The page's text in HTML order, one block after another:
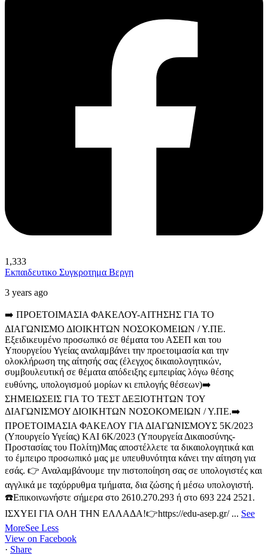
1,333
Εκπαιδευτικο Συγκροτημα Βεργη
3 years ago
➡️ ΠΡΟΕΤΟΙΜΑΣΙΑ ΦΑΚΕΛΟΥ-ΑΙΤΗΣΗΣ ΓΙΑ ΤΟ
ΔΙΑΓΩΝΙΣΜΟ ΔΙΟΙΚΗΤΩΝ ΝΟΣΟΚΟΜΕΙΩΝ / Υ.ΠΕ.
Εξειδικευμένο προσωπικό σε θέματα του ΑΣΕΠ και του
Υπουργείου Υγείας αναλαμβάνει την προετοιμασία και την
ολοκλήρωση της αίτησής σας (έλεγχος δικαιολογητικών,
συμβουλευτική σε θέματα απόδειξης εμπειρίας λόγω θέσης
ευθύνης, υπολογισμού μορίων κι επιλογής θέσεων)➡️
ΣΗΜΕΙΩΣΕΙΣ ΓΙΑ ΤΟ ΤΕΣΤ ΔΕΞΙΟΤΗΤΩΝ ΤΟΥ
ΔΙΑΓΩΝΙΣΜΟΥ ΔΙΟΙΚΗΤΩΝ ΝΟΣΟΚΟΜΕΙΩΝ / Υ.ΠΕ.➡️
ΠΡΟΕΤΟΙΜΑΣΙΑ ΦΑΚΕΛΟΥ ΓΙΑ ΔΙΑΓΩΝΙΣΜΟΥΣ 5Κ/2023
(Υπουργείο Υγείας) ΚΑΙ 6Κ/2023 (Υπουργεία Δικαιοσύνης-
Προστασίας του Πολίτη)Μας αποστέλλετε τα δικαιολογητικά και
το έμπειρο προσωπικό μας με υπευθυνότητα κάνει την αίτηση για
εσάς. 👉 Αναλαμβάνουμε την πιστοποίηση σας σε υπολογιστές και
αγγλικά με ταχύρρυθμα τμήματα, δια ζώσης ή μέσω υπολογιστή.
☎️Επικοινωνήστε σήμερα στο 2610.270.293 ή στο 693 224 2521.
ΙΣΧΥΕΙ ΓΙΑ ΟΛΗ ΤΗΝ ΕΛΛΑΔΑ!👉https://edu-asep.gr/ ... See
MoreSee Less
View on Facebook
· Share